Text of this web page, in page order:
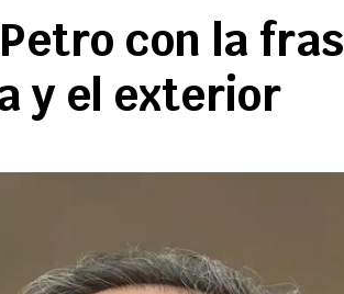
con la
y el exterior